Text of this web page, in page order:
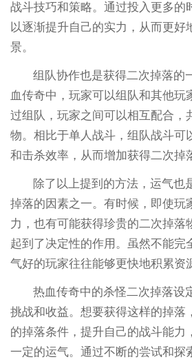
战斗技巧和策略。通过投入更多的
以逐渐提升自己的实力，从而更好
景。
组队协作也是获得二次掉落的
血传奇中，玩家可以组队和其他玩
过组队，玩家之间可以相互配合，
物。相比于单人战斗，组队战斗可
和击杀效率，从而增加获得二次掉
除了以上提到的方法，运气也
掉落的因素之一。有时候，即使玩
力，也有可能获得珍贵的二次掉落
起到了决定性的作用。虽然不能完
气好的玩家往往能够更快地积累资
热血传奇中的杀怪二次掉落设
挑战和收益。想要获得这样的掉落
的掉落条件，提升自己的战斗能力
一定的运气。通过不断的尝试和探